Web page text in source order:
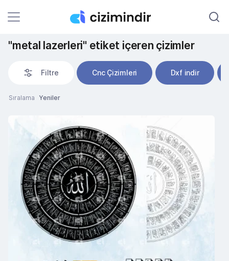
"metal lazerleri" etiket içeren çizimler
Filtre Cnc Çizimleri Dxf indir
Sıralama Yeniler